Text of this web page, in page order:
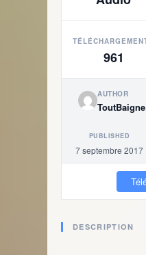
961
AUTHOR
ToutBaigne
PUBLISHED
7 septembre 2017
DESCRIPTION